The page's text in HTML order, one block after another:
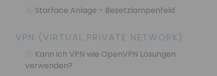
Starface Anlage - Besetzlampenfeld
VPN (VIRTUAL PRIVATE NETWORK)
Kann ich VPN wie OpenVPN Lösungen
verwenden?